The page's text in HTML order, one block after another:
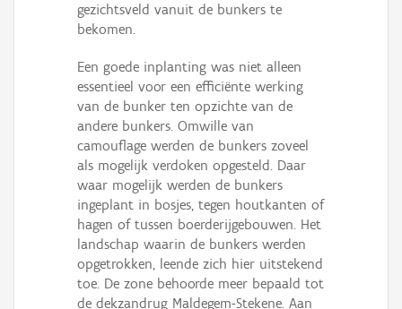
gezichtsveld vanuit de bunkers te
bekomen.
Een goede inplanting was niet alleen
essentieel voor een efficiënte werking
van de bunker ten opzichte van de
andere bunkers. Omwille van
camouflage werden de bunkers zoveel
als mogelijk verdoken opgesteld. Daar
waar mogelijk werden de bunkers
ingeplant in bosjes, tegen houtkanten of
hagen of tussen boerderijgebouwen. Het
landschap waarin de bunkers werden
opgetrokken, leende zich hier uitstekend
toe. De zone behoorde meer bepaald tot
de dekzandrug Maldegem-Stekene. Aan